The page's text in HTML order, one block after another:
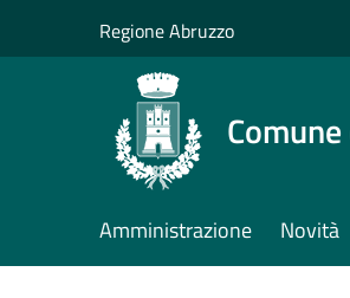
Regione Abruzzo
Amministrazione Novità